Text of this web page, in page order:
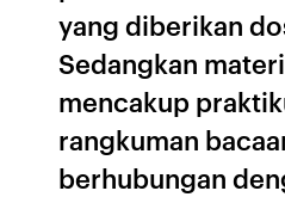
yang diberikan
Sedangkan
mencakup
rangkuman
berhubungan